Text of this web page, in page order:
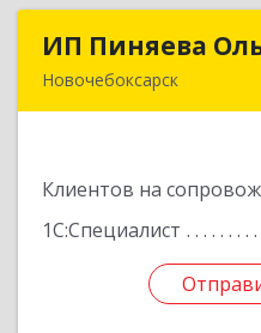
ИП Пиняева
Новочебоксарск
Клиентов на
1С:Специалист
ИП Пиняева